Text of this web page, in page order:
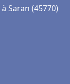
Saran (45770)